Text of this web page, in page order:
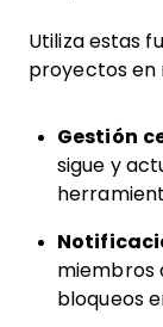
Utiliza estas
proyectos en
Gestión
sigue y
miembros
bloqueos